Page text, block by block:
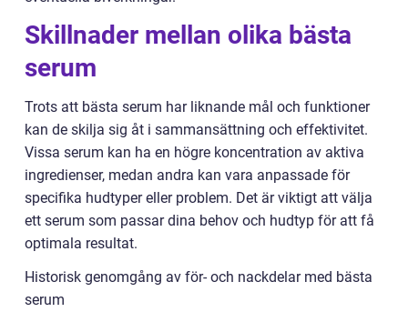
Skillnader mellan olika bästa
serum
Trots att bästa serum har liknande mål och funktioner
kan de skilja sig åt i sammansättning och effektivitet.
Vissa serum kan ha en högre koncentration av aktiva
ingredienser, medan andra kan vara anpassade för
specifika hudtyper eller problem. Det är viktigt att välja
ett serum som passar dina behov och hudtyp för att få
optimala resultat.
Historisk genomgång av för- och nackdelar med bästa
serum